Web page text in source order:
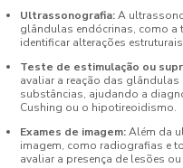
Ultrassonografia:A
glândulas endócrinas, como a
identificar alterações
Teste de estimulação ou
avaliar a reação das
substâncias, ajudando a
Cushing ou o hipotireoidismo.
Exames de imagem:Além da
imagem, como radiografias e
avaliar a presença de lesões